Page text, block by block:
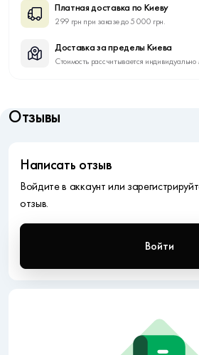
Платная доставка по Киеву
299 грн при заказе до 5 000 грн.
Доставка за пределы Киева
Стоимость рассчитывается индивидуально
Отзывы
Написать отзыв
Войдите в аккаунт или
отзыв.
Войти